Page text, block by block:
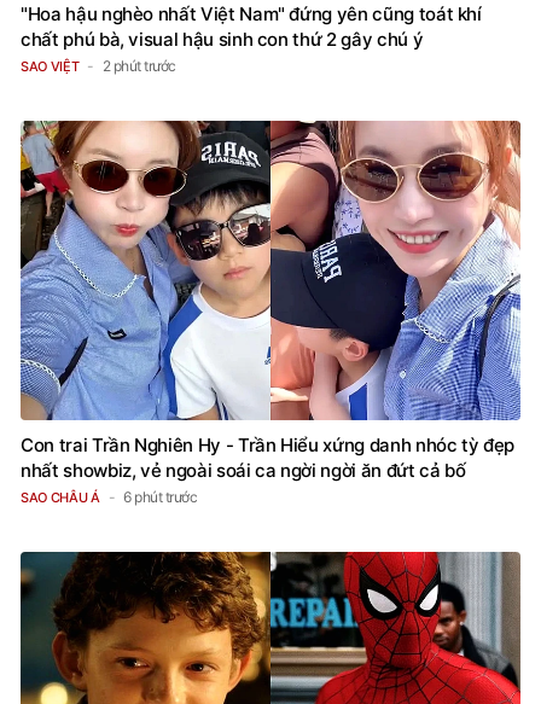
"Hoa hậu nghèo nhất Việt Nam" đứng yên cũng toát khí
chất phú bà, visual hậu sinh con thứ 2 gây chú ý
SAO VIỆT 2 phút trước
Con trai Trần Nghiên Hy - Trần Hiểu xứng danh nhóc tỳ đẹp
nhất showbiz, vẻ ngoài soái ca ngời ngời ăn đứt cả bố
SAO CHÂU Á 6 phút trước